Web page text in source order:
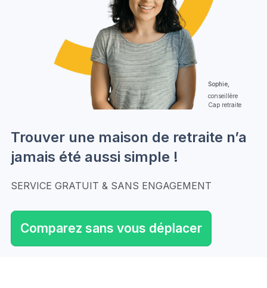
Sophie,
conseillère
Cap retraite
Trouver une maison de retraite n’a
jamais été aussi simple !
SERVICE GRATUIT & SANS ENGAGEMENT
Comparez sans vous déplacer